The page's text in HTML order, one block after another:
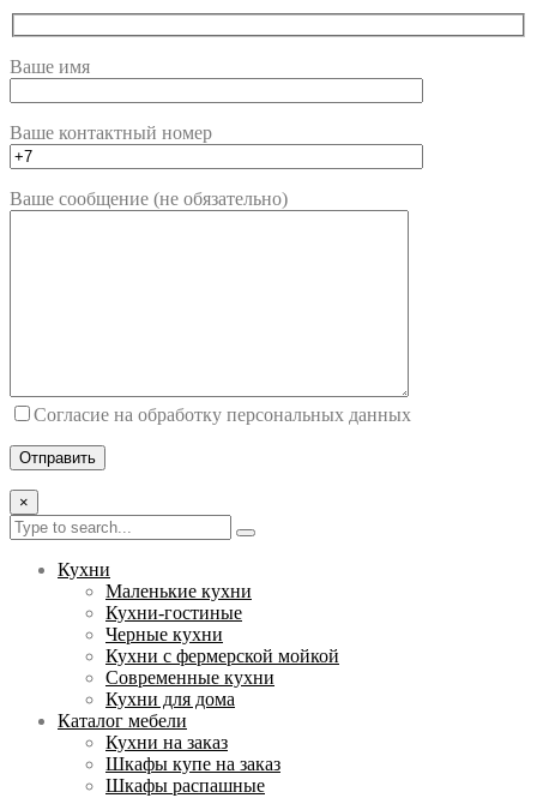
Ваше имя
Ваше контактный номер
Ваше сообщение (не обязательно)
Согласие на обработку персональных данных
×
Кухни
Маленькие кухни
Кухни-гостиные
Черные кухни
Кухни с фермерской мойкой
Современные кухни
Кухни для дома
Каталог мебели
Кухни на заказ
Шкафы купе на заказ
Шкафы распашные